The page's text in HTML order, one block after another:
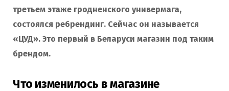
третьем этаже гродненского универмага,
состоялся ребрендинг. Сейчас он называется
«ЦУД». Это первый в Беларуси магазин под таким
брендом.
Что изменилось в магазине